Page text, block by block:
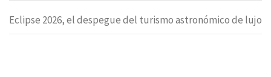
Eclipse 2026, el despegue del turismo astronómico de lujo